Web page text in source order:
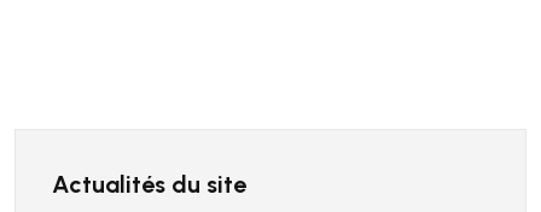
Actualités du site